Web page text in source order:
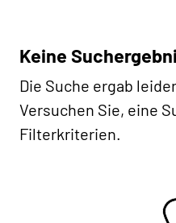
Keine
Die Suche ergab
Versuchen Sie, eine
Filterkriterien.